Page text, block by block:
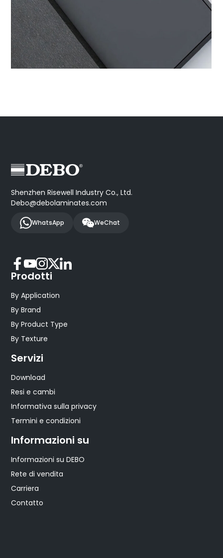
Shenzhen Risewell Industry Co., Ltd.
Debo@debolaminates.com
WhatsApp WeChat
Prodotti
By Application
By Brand
By Product Type
By Texture
Servizi
Download
Resi e cambi
Informativa sulla privacy
Termini e condizioni
Informazioni su
Informazioni su DEBO
Rete di vendita
Carriera
Contatto